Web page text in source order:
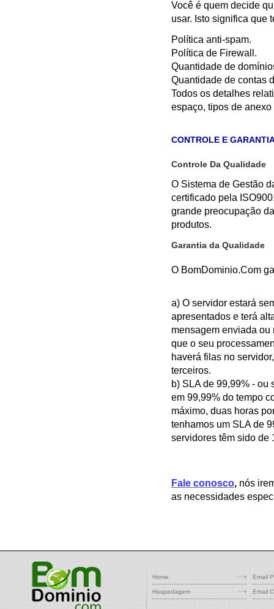
Você é quem decide
usar. Isto significa que
Política anti-spam.
Política de Firewall.
Quantidade de
Quantidade de
Todos os detalhes
espaço, tipos de
CONTROLE E
Controle Da Qualidade
O Sistema de Gestão
certificado pela
grande preocupação
produtos.
Garantia da Qualidade
O BomDominio.Com
a) O servidor estará
apresentados e terá
mensagem enviada
que o seu
haverá filas no
terceiros.
b) SLA de 99,99% - ou
em 99,99% do tempo
máximo, duas horas
tenhamos um SLA de
servidores têm sido de
Fale conosco, nós
as necessidades
Home
Hospedagem
Email
Email